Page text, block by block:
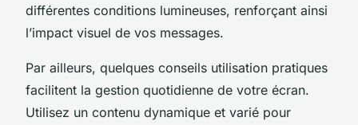
différentes conditions lumineuses, renforçant ainsi
l’impact visuel de vos messages.
Par ailleurs, quelques conseils utilisation pratiques
facilitent la gestion quotidienne de votre écran.
Utilisez un contenu dynamique et varié pour